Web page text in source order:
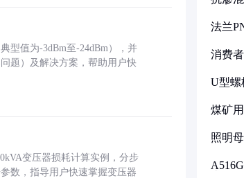
型值为-3dBm至-24dBm），并
题）及解决方案，帮助用户快
变压器损耗计算实例，分步
数，指导用户快速掌握变压器
法兰
消费
U型螺
煤矿
照明